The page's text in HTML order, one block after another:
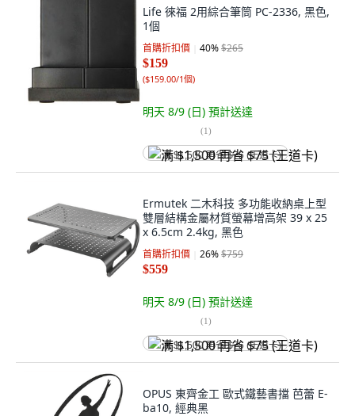
Life 徠福 2用綜合筆筒 PC-2336, 黑色,
1個
首購折扣價 40%$265
$159
($159.00/1個)
明天 8/9 (日) 預計送達
(1)
满 $1,500 再省 $75 (王道卡)
Ermutek 二木科技 多功能收納桌上型
雙層結構金屬材質螢幕增高架 39 x 25
x 6.5cm 2.4kg, 黑色
首購折扣價 26%$759
$559
明天 8/9 (日) 預計送達
(1)
满 $1,500 再省 $75 (王道卡)
OPUS 東齊金工 歐式鐵藝書擋 芭蕾 E-
ba10, 經典黑